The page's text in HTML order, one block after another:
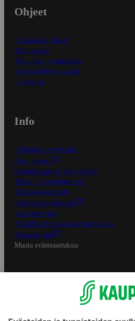
Ohjeet
Ensitilaajan ohjeet
Näin maksat
Näin tilaat ja muokkaat
Kaikki ohjeet ja vinkit
In English
Info
S-Business yrityksille
Oiva-raportit
Osuuskauppojen yhteystiedot
Tilaus- ja toimitusehdot
Tietosuojakäytäntö
Palvelun käyttöehdot
Saavutettavuus
Mobiilisovelluksen saavutettavuus
Mainostajalle
Muuta evästeasetuksia
S-ryhmän palvelut